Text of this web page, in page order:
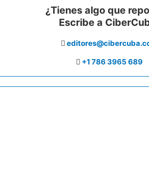
¿Tienes algo que
Escribe a
+1 786 3965 689